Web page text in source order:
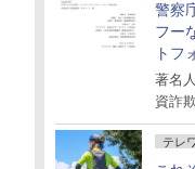
警察
フー
トフ
し詐
著名
資詐
テレ